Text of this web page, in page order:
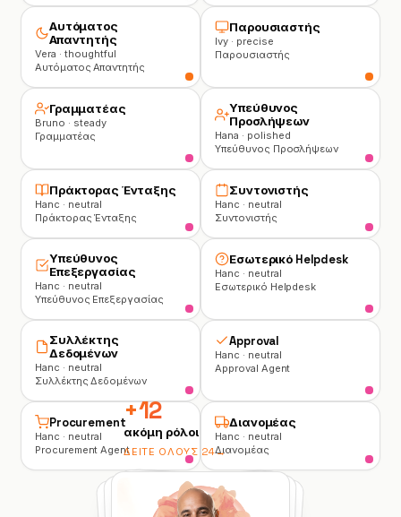
Αυτόματος
Απαντητής
Vera · thoughtful
Αυτόματος Απαντητής
Παρουσιαστής
Ivy · precise
Παρουσιαστής
Γραμματέας
Bruno · steady
Γραμματέας
Υπεύθυνος
Προσλήψεων
Hana · polished
Υπεύθυνος Προσλήψεων
Πράκτορας Ένταξης
Hanc · neutral
Πράκτορας Ένταξης
Συντονιστής
Hanc · neutral
Συντονιστής
Υπεύθυνος
Επεξεργασίας
Hanc · neutral
Υπεύθυνος Επεξεργασίας
Εσωτερικό Helpdesk
Hanc · neutral
Εσωτερικό Helpdesk
Συλλέκτης
Δεδομένων
Hanc · neutral
Συλλέκτης Δεδομένων
Approval
Hanc · neutral
Approval Agent
Procurement
Hanc · neutral
Procurement Agent
Διανομέας
Hanc · neutral
Διανομέας
+12
ακόμη ρόλοι
ΔΕΊΤΕ ΌΛΟΥΣ 24→